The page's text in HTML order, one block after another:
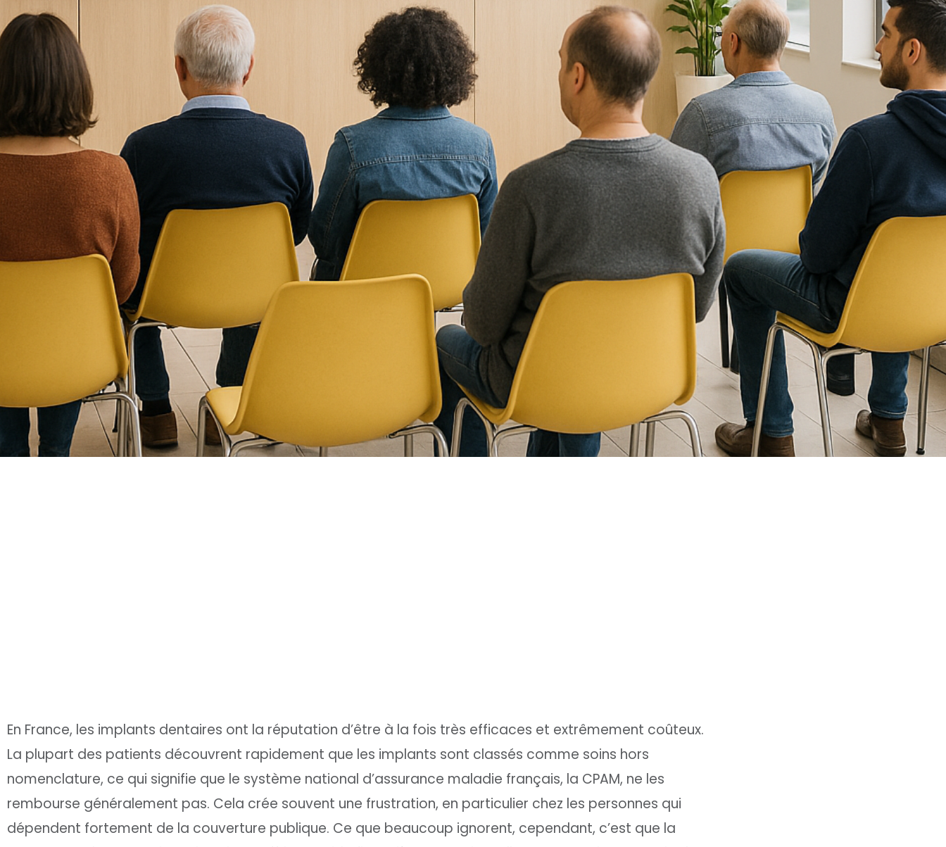
En France, les implants dentaires ont la réputation d’être à la fois très efficaces et extrêmement coûteux.
La plupart des patients découvrent rapidement que les implants sont classés comme soins hors
nomenclature, ce qui signifie que le système national d’assurance maladie français, la CPAM, ne les
rembourse généralement pas. Cela crée souvent une frustration, en particulier chez les personnes qui
dépendent fortement de la couverture publique. Ce que beaucoup ignorent, cependant, c’est que la